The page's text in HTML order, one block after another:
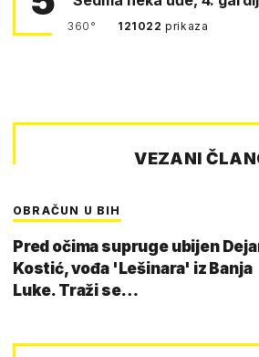
360° 121022prikaza
VEZANI
OBRAČUN U BIH
Pred očima supruge ubijen
Kostić, vođa 'Lešinara' iz Banja
Luke. Traži se…